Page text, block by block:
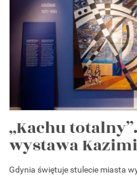
„Kachu
wystawa
Gdynia świętuje stulecie miasta